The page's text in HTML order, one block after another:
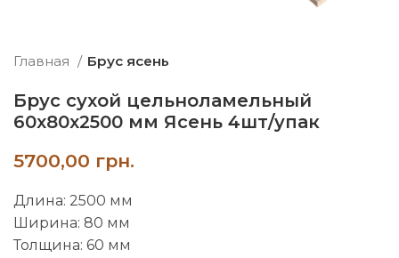
Главная Брус ясень
Брус сухой цельноламельный
60х80х2500 мм Ясень 4шт/упак
грн.
Длина: 2500 мм
Ширина: 80 мм
Толщина: 60 мм